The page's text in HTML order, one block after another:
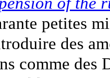
petites
des
comme des